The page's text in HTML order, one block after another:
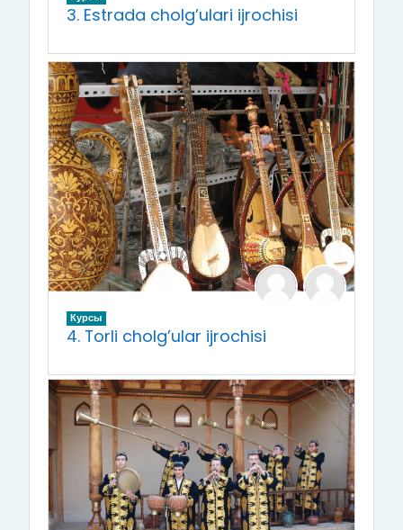
3. Estrada cholg’ulari ijrochisi
Курсы
4. Torli cholg’ular ijrochisi